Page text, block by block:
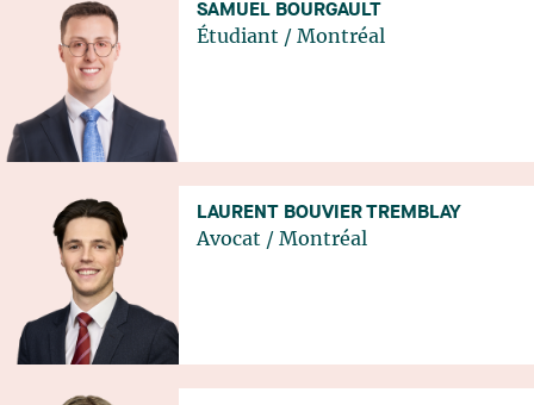
SAMUEL BOURGAULT
Étudiant / Montréal
LAURENT BOUVIER TREMBLAY
Avocat / Montréal